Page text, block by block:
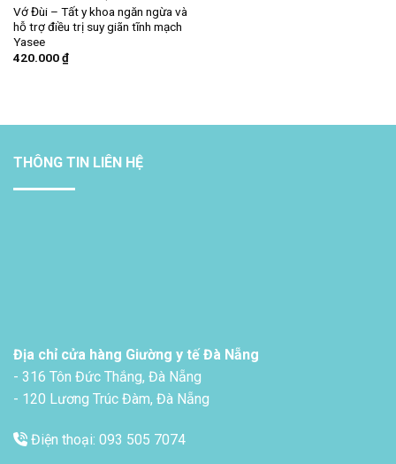
Vớ Đùi – Tất y khoa ngăn ngừa và
hỗ trợ điều trị suy giãn tĩnh mạch
Yasee
420.000₫
THÔNG TIN LIÊN HỆ
Địa chỉ cửa hàng Giường y tế Đà Nẵng
- 316 Tôn Đức Thắng, Đà Nẵng
- 120 Lương Trúc Đàm, Đà Nẵng
Điện thoại: 093 505 7074